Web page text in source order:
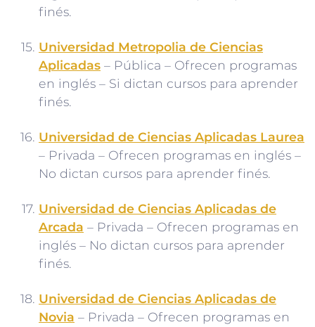
finés.
Universidad Metropolia de Ciencias
Aplicadas – Pública – Ofrecen programas
en inglés – Si dictan cursos para aprender
finés.
Universidad de Ciencias Aplicadas Laurea
– Privada – Ofrecen programas en inglés –
No dictan cursos para aprender finés.
Universidad de Ciencias Aplicadas de
Arcada – Privada – Ofrecen programas en
inglés – No dictan cursos para aprender
finés.
Universidad de Ciencias Aplicadas de
Novia – Privada – Ofrecen programas en